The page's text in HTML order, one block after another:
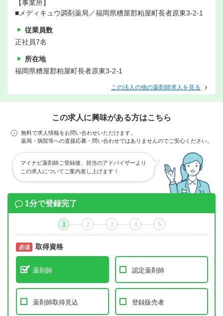
【事業所】
■メディキュウ調剤薬局／福岡県糟屋郡粕屋町長者原東3-2-1
従業員数
正社員7名
所在地
福岡県糟屋郡粕屋町長者原東3-2-1
この法人の他の薬剤師求人を見る
この求人に興味がある方はこちら
無料で求人情報をお問い合わせいただけます。
薬局・病院等への直接応募・問い合わせではありませんのでご安心ください。
マイナビ薬剤師ご登録後、担当のアドバイザーより
この求人についてご案内差し上げます！
1分で登録完了
1 2 3 4 5
必須 取得資格
薬剤師 認定薬剤師
薬剤師取得見込 登録販売者